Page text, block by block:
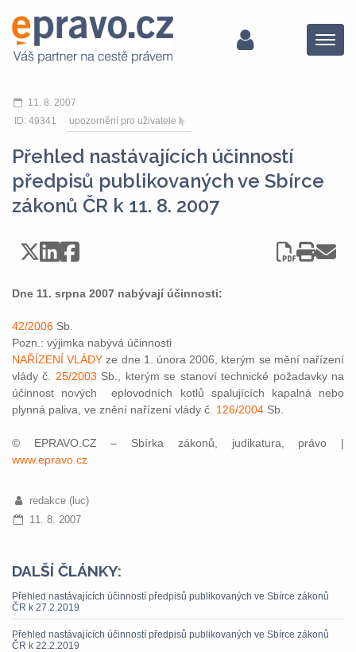
Menu
11. 8. 2007
ID: 49341
upozornění pro uživatele
Přehled nastávajících účinností
předpisů publikovaných ve Sbírce
zákonů ČR k 11. 8. 2007
Dne 11. srpna 2007 nabývají účinnosti:
42/2006 Sb.
Pozn.: výjimka nabývá účinnosti
NAŘÍZENÍ VLÁDYze dne 1. února 2006, kterým se mění nařízení
vlády č. 25/2003 Sb., kterým se stanoví technické požadavky na
účinnost nových eplovodních kotlů spalujících kapalná nebo
plynná paliva, ve znění nařízení vlády č. 126/2004 Sb.
© EPRAVO.CZ – Sbírka zákonů, judikatura, právo |
www.epravo.cz
redakce (luc)
11. 8. 2007
DALŠÍ ČLÁNKY:
Přehled nastávajících účinností předpisů publikovaných ve Sbírce zákonů
ČR k 27.2.2019
Přehled nastávajících účinností předpisů publikovaných ve Sbírce zákonů
ČR k 22.2.2019